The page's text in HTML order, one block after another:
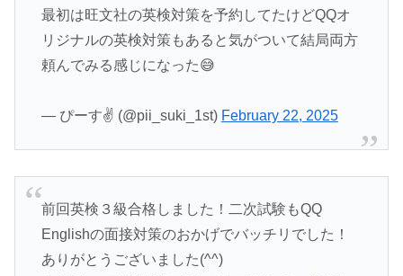
最初は旺文社の英検対策を予約してたけどQQオ
リジナルの英検対策もあると気がついて結局両方
頼んでみる感じになった😅
— ぴーす✌️ (@pii_suki_1st) February 22, 2025
前回英検３級合格しました！二次試験もQQ
Englishの面接対策のおかげでバッチリでした！
ありがとうございました(^^)